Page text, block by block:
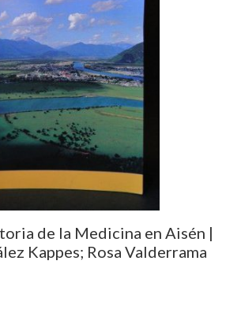
de la Medicina en Aisén |
Kappes; Rosa Valderrama